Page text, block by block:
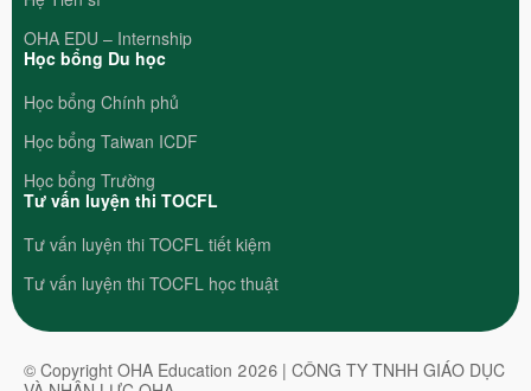
OHA EDU – Internship
Học bổng Du học
Học bổng Chính phủ
Học bổng Taiwan ICDF
Học bổng Trường
Tư vấn luyện thi TOCFL
Tư vấn luyện thi TOCFL tiết kiệm
Tư vấn luyện thi TOCFL học thuật
© Copyright OHA Education 2026 | CÔNG TY TNHH GIÁO DỤC